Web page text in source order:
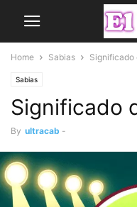
Home Sabias Significado
Sabias
Significado
By ultracab -